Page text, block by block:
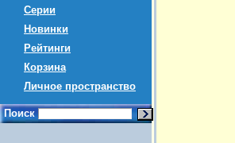
Серии
Новинки
Рейтинги
Корзина
Личное пространство
Поиск